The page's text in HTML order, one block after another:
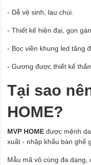
- Dễ vệ sinh, lau chùi.
- Thiết kế hiện đại, gọn
- Bọc viền khung led tăng
- Gương được thiết kế
Tại sao
HOME?
MVP HOME được mệnh
xuất - nhập khẩu bàn ghế
Mẫu mã vô cùng đa